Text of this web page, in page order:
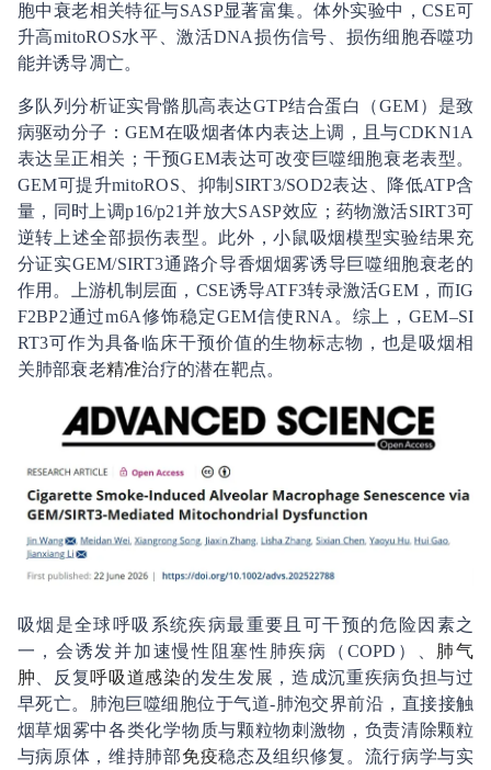
胞中衰老相关特征与SASP显著富集。体外实验中，CSE可
升高mitoROS水平、激活DNA损伤信号、损伤细胞吞噬功
能并诱导凋亡。
多队列分析证实骨骼肌高表达GTP结合蛋白（GEM）是致
病驱动分子：GEM在吸烟者体内表达上调，且与CDKN1A
表达呈正相关；干预GEM表达可改变巨噬细胞衰老表型。
GEM可提升mitoROS、抑制SIRT3/SOD2表达、降低ATP含
量，同时上调p16/p21并放大SASP效应；药物激活SIRT3可
逆转上述全部损伤表型。此外，小鼠吸烟模型实验结果充
分证实GEM/SIRT3通路介导香烟烟雾诱导巨噬细胞衰老的
作用。上游机制层面，CSE诱导ATF3转录激活GEM，而IG
F2BP2通过m6A修饰稳定GEM信使RNA。综上，GEM–SI
RT3可作为具备临床干预价值的生物标志物，也是吸烟相
关肺部衰老精准治疗的潜在靶点。
吸烟是全球呼吸系统疾病最重要且可干预的危险因素之
一，会诱发并加速慢性阻塞性肺疾病（COPD）、 肺气
肿 、反复呼吸道感染的发生发展，造成沉重疾病负担与过
早死亡。肺泡巨噬细胞位于气道-肺泡交界前沿，直接接触
烟草烟雾中各类化学物质与颗粒物刺激物，负责清除颗粒
与病原体，维持肺部免疫稳态及组织修复。流行病学与实